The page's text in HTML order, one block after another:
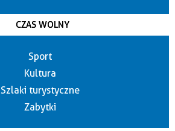
CZAS WOLNY
Sport
Kultura
Szlaki turystyczne
Zabytki